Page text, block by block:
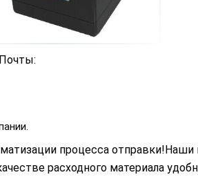
процесса
расходного материала